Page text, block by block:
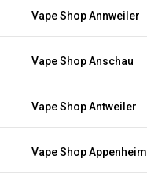
Vape Shop Annweiler
Vape Shop Anschau
Vape Shop Antweiler
Vape Shop Appenheim